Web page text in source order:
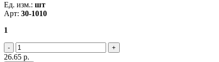
Ед. изм.: шт
Арт: 30-1010
1
26.65 р.